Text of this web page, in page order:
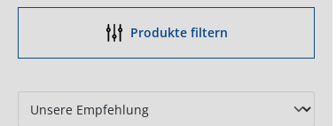
Produkte filtern